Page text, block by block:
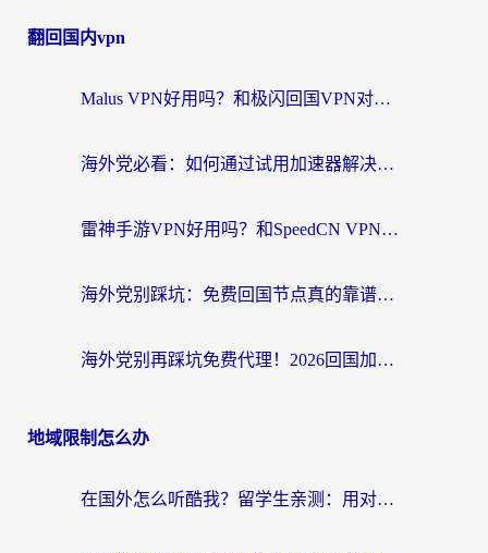
翻回国内vpn
Malus VPN好用吗？和极闪回国VPN对比哪个回国效果更好？海外党亲测3款加速器+避坑指南
海外党必看：如何通过试用加速器解决国内APP地区限制？附2026最新对比测评
雷神手游VPN好用吗？和SpeedCN VPN对比哪个回国效果更好？海外党亲测3款加速器+避坑指南
海外党别踩坑：免费回国节点真的靠谱吗？教你选对加速器无缝访问国内资源
海外党别再踩坑免费代理！2026回国加速器全攻略：从选线到避坑，无缝访问国内资源
地域限制怎么办
在国外怎么听酷我？留学生亲测：用对加速器就能畅听国内音乐听书